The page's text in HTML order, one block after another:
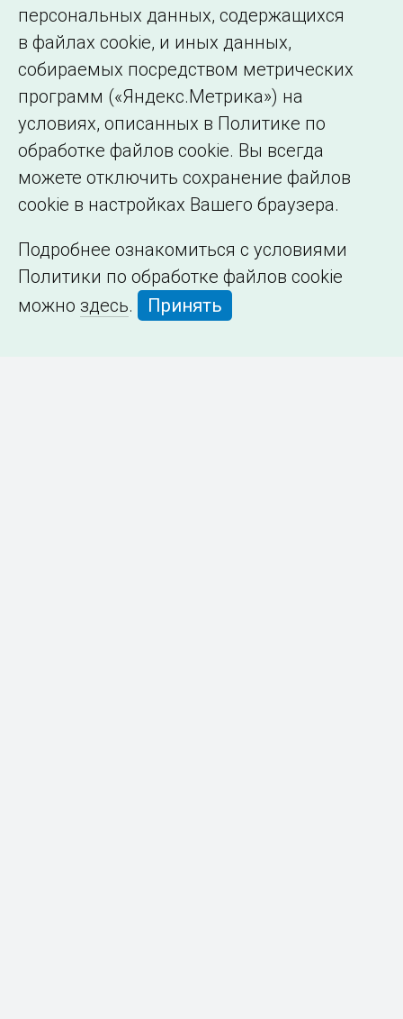
персональных данных, содержащихся
в файлах cookie, и иных данных,
собираемых посредством метрических
программ («Яндекс.Метрика») на
условиях, описанных в Политике по
обработке файлов cookie. Вы всегда
можете отключить сохранение файлов
cookie в настройках Вашего браузера.
Подробнее ознакомиться с условиями
Политики по обработке файлов cookie
можно здесь. Принять